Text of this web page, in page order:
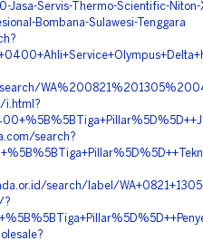
Jasa-Servis-Thermo-Scientific-
Bombana-Sulawesi-Tenggara
i.html?
search?
search/label/
?